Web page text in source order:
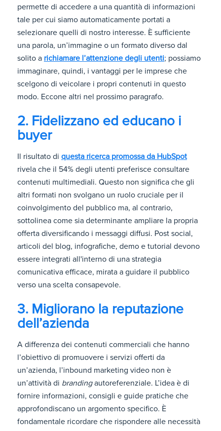
permette di accedere a una quantità di informazioni
tale per cui siamo automaticamente portati a
selezionare quelli di nostro interesse. È sufficiente
una parola, un’immagine o un formato diverso dal
solito a richiamare l’attenzione degli utenti; possiamo
immaginare, quindi, i vantaggi per le imprese che
scelgono di veicolare i propri contenuti in questo
modo. Eccone altri nel prossimo paragrafo.
2. Fidelizzano ed educano i
buyer
Il risultato di questa ricerca promossa da HubSpot
rivela che il 54% degli utenti preferisce consultare
contenuti multimediali. Questo non significa che gli
altri formati non svolgano un ruolo cruciale per il
coinvolgimento del pubblico ma, al contrario,
sottolinea come sia determinante ampliare la propria
offerta diversificando i messaggi diffusi. Post social,
articoli del blog, infografiche, demo e tutorial devono
essere integrati all'interno di una strategia
comunicativa efficace, mirata a guidare il pubblico
verso una scelta consapevole.
3. Migliorano la reputazione
dell’azienda
A differenza dei contenuti commerciali che hanno
l’obiettivo di promuovere i servizi offerti da
un’azienda, l’inbound marketing video non è
un’attività di brandingautoreferenziale. L’idea è di
fornire informazioni, consigli e guide pratiche che
approfondiscano un argomento specifico. È
fondamentale ricordare che rispondere alle necessità